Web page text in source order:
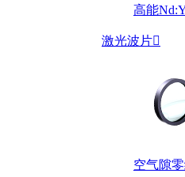
高能
激光波片
空气隙